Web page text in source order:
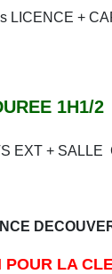
LICENCE +
1H1/2
EXT + SALLE
POUR LA